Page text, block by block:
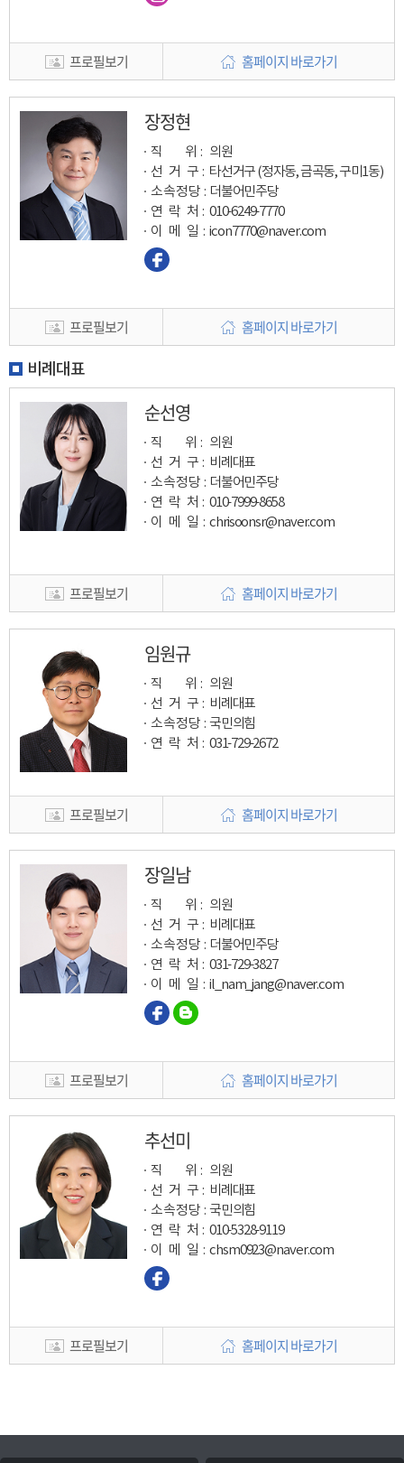
프로필보기 홈페이지 바로가기
장정현
직 위 : 의원
선 거 구 : 타선거구 (정자동, 금곡동, 구미1동)
소속정당 : 더불어민주당
연 락 처 : 010-6249-7770
이 메 일 : icon7770@naver.com
프로필보기 홈페이지 바로가기
비례대표
순선영
직 위 : 의원
선 거 구 : 비례대표
소속정당 : 더불어민주당
연 락 처 : 010-7999-8658
이 메 일 : chrisoonsr@naver.com
프로필보기 홈페이지 바로가기
임원규
직 위 : 의원
선 거 구 : 비례대표
소속정당 : 국민의힘
연 락 처 : 031-729-2672
프로필보기 홈페이지 바로가기
장일남
직 위 : 의원
선 거 구 : 비례대표
소속정당 : 더불어민주당
연 락 처 : 031-729-3827
이 메 일 : il_nam_jang@naver.com
프로필보기 홈페이지 바로가기
추선미
직 위 : 의원
선 거 구 : 비례대표
소속정당 : 국민의힘
연 락 처 : 010-5328-9119
이 메 일 : chsm0923@naver.com
프로필보기 홈페이지 바로가기